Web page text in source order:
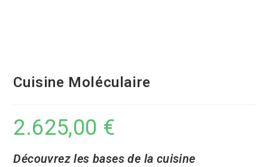
Cuisine Moléculaire
2.625,00 €
Découvrez les bases de la cuisine